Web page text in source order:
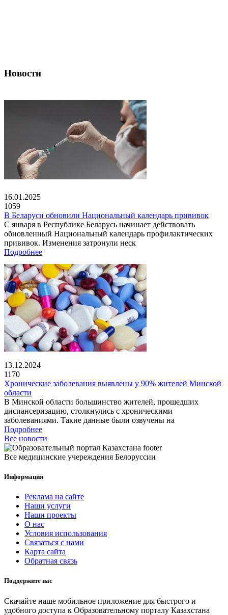
Новости
16.01.2025
1059
В Беларуси обновили Национальный календарь прививок
С января в Республике Беларусь начинает действовать
обновленный Национальный календарь профилактических
прививок. Изменения затронули неск
Подробнее
13.12.2024
1170
Хронические заболевания выявлены у 90% жителей Минской
области
В Минской области большинство жителей, прошедших
диспансеризацию, столкнулись с хроническими
заболеваниями. Такие данные были озвучены на
Подробнее
Все новости
Все медицинские учереждения Белоруссии
Информация
Реклама на сайте
Наши услуги
Наши проекты
О нас
Условия использования
Связаться с нами
Карта сайта
Обратная связь
Поддержите нас
Скачайте наше мобильное приложение для быстрого и
удобного доступа к Образовательному порталу Казахстана